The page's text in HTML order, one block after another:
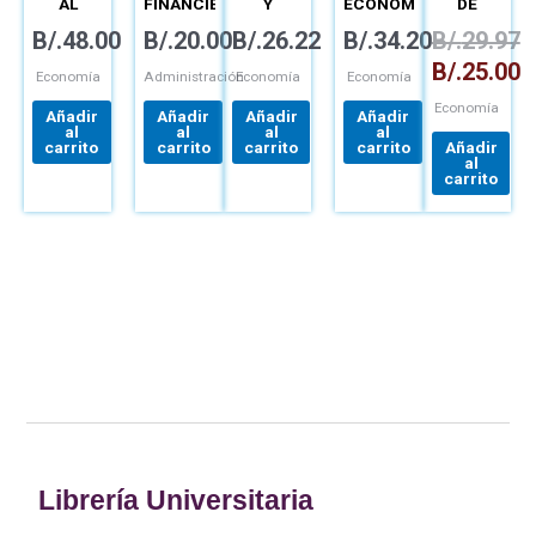
ECONÓMICO
B/.48.00
Economía
Añadir
al
carrito
B/.20.00
Administración
Añadir
al
carrito
PARA
INGENIEROS
B/.26.22
Economía
Añadir
al
carrito
B/.34.20
Economía
Añadir
al
carrito
B/.29.97
B/.25.00
Economía
Añadir
al
carrito
Librería Universitaria